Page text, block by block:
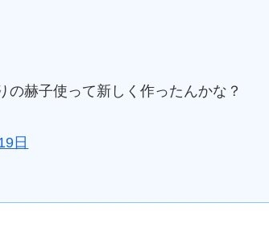
赫子使って新しく作ったんかな？
日